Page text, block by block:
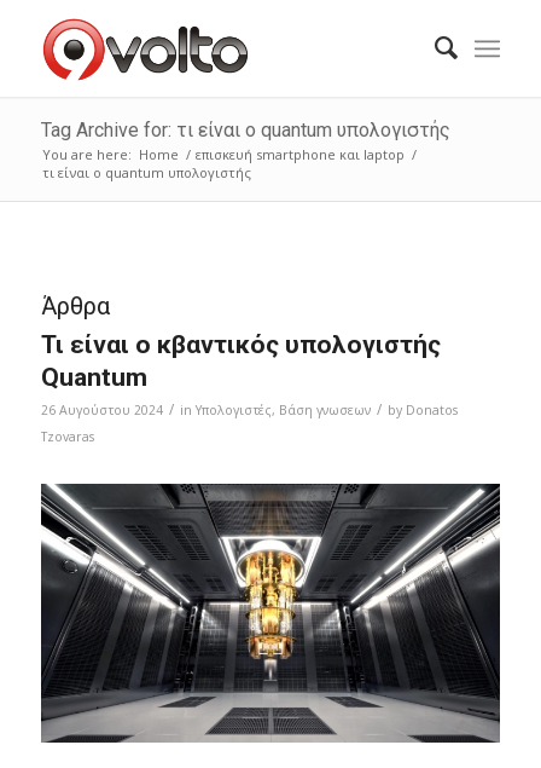
Tag Archive for: τι είναι ο quantum υπολογιστής
You are here: Home / επισκευή smartphone και laptop /
τι είναι ο quantum υπολογιστής
Άρθρα
Τι είναι ο κβαντικός υπολογιστής
Quantum
26 Αυγούστου 2024 / in Υπολογιστές, Bάση γνωσεων / by Donatos
Tzovaras